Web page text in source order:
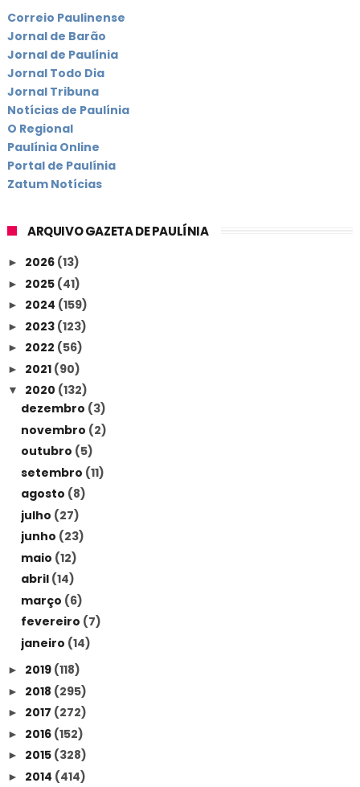
Correio Paulinense
Jornal de Barão
Jornal de Paulínia
Jornal Todo Dia
Jornal Tribuna
Notícias de Paulínia
O Regional
Paulínia Online
Portal de Paulínia
Zatum Notícias
ARQUIVO GAZETA DE PAULÍNIA
► 2026 (13)
► 2025 (41)
► 2024 (159)
► 2023 (123)
► 2022 (56)
► 2021 (90)
▼ 2020 (132)
dezembro (3)
novembro (2)
outubro (5)
setembro (11)
agosto (8)
julho (27)
junho (23)
maio (12)
abril (14)
março (6)
fevereiro (7)
janeiro (14)
► 2019 (118)
► 2018 (295)
► 2017 (272)
► 2016 (152)
► 2015 (328)
► 2014 (414)